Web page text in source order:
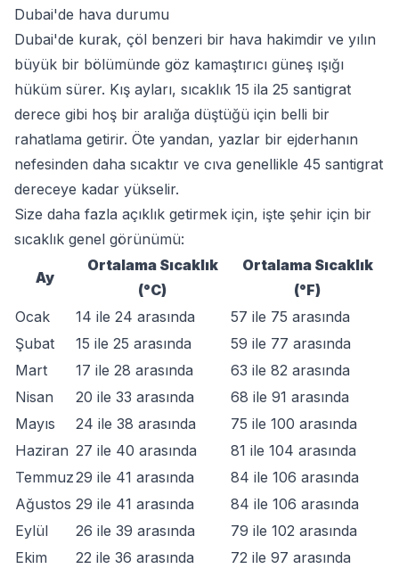
Dubai'de hava durumu
Dubai'de kurak, çöl benzeri bir hava hakimdir ve yılın
büyük bir bölümünde göz kamaştırıcı güneş ışığı
hüküm sürer. Kış ayları, sıcaklık 15 ila 25 santigrat
derece gibi hoş bir aralığa düştüğü için belli bir
rahatlama getirir. Öte yandan, yazlar bir ejderhanın
nefesinden daha sıcaktır ve cıva genellikle 45 santigrat
dereceye kadar yükselir.
Size daha fazla açıklık getirmek için, işte şehir için bir
sıcaklık genel görünümü:
Ay
Ortalama Sıcaklık
(°C)
Ortalama Sıcaklık
(°F)
Ocak
14 ile 24 arasında
57 ile 75 arasında
Şubat
15 ile 25 arasında
59 ile 77 arasında
Mart
17 ile 28 arasında
63 ile 82 arasında
Nisan
20 ile 33 arasında
68 ile 91 arasında
Mayıs
24 ile 38 arasında
75 ile 100 arasında
Haziran 27 ile 40 arasında
81 ile 104 arasında
Temmuz29 ile 41 arasında
84 ile 106 arasında
Ağustos 29 ile 41 arasında
84 ile 106 arasında
Eylül
26 ile 39 arasında
79 ile 102 arasında
Ekim
22 ile 36 arasında
72 ile 97 arasında